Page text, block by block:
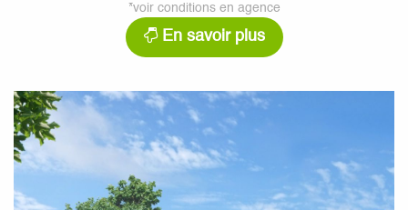
*voir conditions en agence
En savoir plus